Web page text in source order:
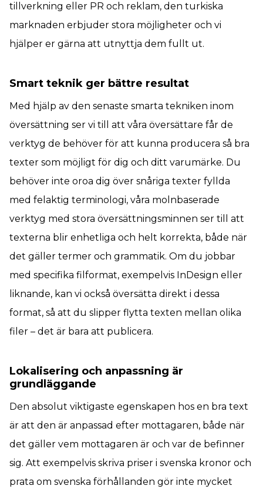
tillverkning eller PR och reklam, den turkiska
marknaden erbjuder stora möjligheter och vi
hjälper er gärna att utnyttja dem fullt ut.
Smart teknik ger bättre resultat
Med hjälp av den senaste smarta tekniken inom
översättning ser vi till att våra översättare får de
verktyg de behöver för att kunna producera så bra
texter som möjligt för dig och ditt varumärke. Du
behöver inte oroa dig över snåriga texter fyllda
med felaktig terminologi, våra molnbaserade
verktyg med stora översättningsminnen ser till att
texterna blir enhetliga och helt korrekta, både när
det gäller termer och grammatik. Om du jobbar
med specifika filformat, exempelvis InDesign eller
liknande, kan vi också översätta direkt i dessa
format, så att du slipper flytta texten mellan olika
filer – det är bara att publicera.
Lokalisering och anpassning är
grundläggande
Den absolut viktigaste egenskapen hos en bra text
är att den är anpassad efter mottagaren, både när
det gäller vem mottagaren är och var de befinner
sig. Att exempelvis skriva priser i svenska kronor och
prata om svenska förhållanden gör inte mycket